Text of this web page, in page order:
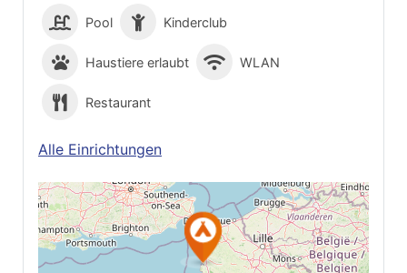
Pool Kinderclub
Haustiere erlaubt WLAN
Restaurant
Alle Einrichtungen